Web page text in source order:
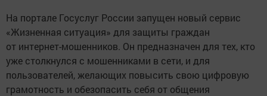
На портале Госуслуг России запущен новый сервис
«Жизненная ситуация» для защиты граждан
от интернет-мошенников. Он предназначен для тех, кто
уже столкнулся с мошенниками в сети, и для
пользователей, желающих повысить свою цифровую
грамотность и обезопасить себя от общения